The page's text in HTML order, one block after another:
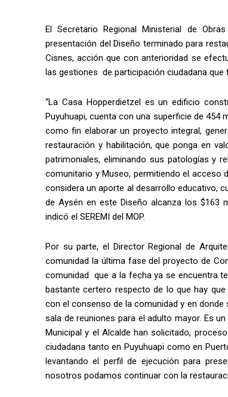
El Secretario Regional Ministerial de
presentación del Diseño terminado para
Cisnes, acción que con anterioridad se
las gestiones de participación ciudadana
“La Casa Hopperdietzel es un edificio
Puyuhuapi, cuenta con una superficie de 454
como fin elaborar un proyecto integral,
restauración y habilitación, que ponga en
patrimoniales, eliminando sus patologías y
comunitario y Museo, permitiendo el acceso
considera un aporte al desarrollo educativo,
de Aysén en este Diseño alcanza los $163
indicó el SEREMI del MOP.
Por su parte, el Director Regional de
comunidad la última fase del proyecto de
comunidad que a la fecha ya se encuentra
bastante certero respecto de lo que hay
con el consenso de la comunidad y en
sala de reuniones para el adulto mayor. Es
Municipal y el Alcalde han solicitado,
ciudadana tanto en Puyuhuapi como en
levantando el perfil de ejecución para
nosotros podamos continuar con la